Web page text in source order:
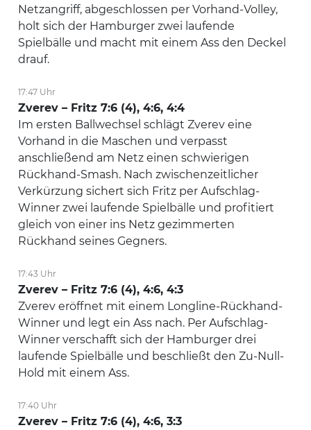
Netzangriff, abgeschlossen per Vorhand-Volley,
holt sich der Hamburger zwei laufende
Spielbälle und macht mit einem Ass den Deckel
drauf.
17:47 Uhr
Zverev – Fritz 7:6 (4), 4:6, 4:4
Im ersten Ballwechsel schlägt Zverev eine
Vorhand in die Maschen und verpasst
anschließend am Netz einen schwierigen
Rückhand-Smash. Nach zwischenzeitlicher
Verkürzung sichert sich Fritz per Aufschlag-
Winner zwei laufende Spielbälle und profitiert
gleich von einer ins Netz gezimmerten
Rückhand seines Gegners.
17:43 Uhr
Zverev – Fritz 7:6 (4), 4:6, 4:3
Zverev eröffnet mit einem Longline-Rückhand-
Winner und legt ein Ass nach. Per Aufschlag-
Winner verschafft sich der Hamburger drei
laufende Spielbälle und beschließt den Zu-Null-
Hold mit einem Ass.
17:40 Uhr
Zverev – Fritz 7:6 (4), 4:6, 3:3